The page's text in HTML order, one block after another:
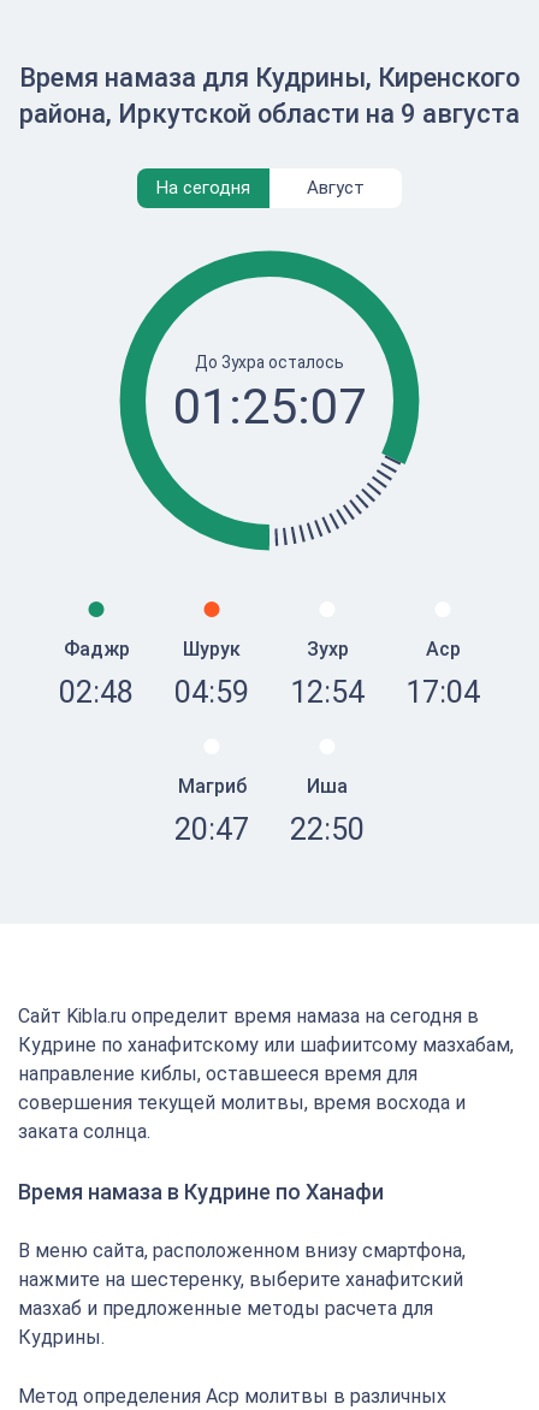
Время намаза для Кудрины, Киренского
района, Иркутской области на 9 августа
На сегодня Август
До Зухра осталось
01:25:07
Фаджр
02:48
Шурук
04:59
Зухр
12:54
Аср
17:04
Магриб
20:47
Иша
22:50
Сайт Kibla.ru определит время намаза на сегодня в
Кудрине по ханафитскому или шафиитсому мазхабам,
направление киблы, оставшееся время для
совершения текущей молитвы, время восхода и
заката солнца.
Время намаза в Кудрине по Ханафи
В меню сайта, расположенном внизу смартфона,
нажмите на шестеренку, выберите ханафитский
мазхаб и предложенные методы расчета для
Кудрины.
Метод определения Аср молитвы в различных